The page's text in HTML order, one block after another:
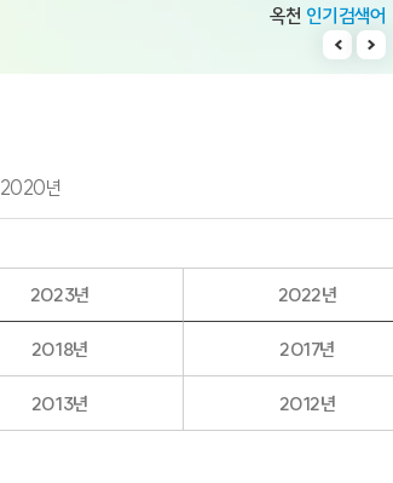
옥천 인기검색어
2 전기차
2020년
2023년 2022년
2018년 2017년
2013년 2012년